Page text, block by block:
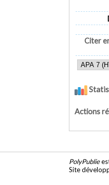
Citer
Actions
PolyPublie
Site